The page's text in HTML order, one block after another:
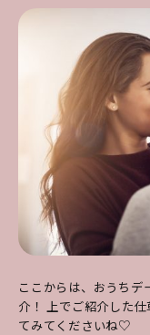
ここからは、おうちデ
介！ 上でご紹介した
てみてくださいね♡